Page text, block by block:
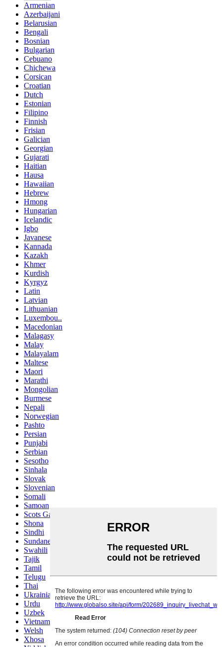
Armenian
Azerbaijani
Belarusian
Bengali
Bosnian
Bulgarian
Cebuano
Chichewa
Corsican
Croatian
Dutch
Estonian
Filipino
Finnish
Frisian
Galician
Georgian
Gujarati
Haitian
Hausa
Hawaiian
Hebrew
Hmong
Hungarian
Icelandic
Igbo
Javanese
Kannada
Kazakh
Khmer
Kurdish
Kyrgyz
Latin
Latvian
Lithuanian
Luxembou..
Macedonian
Malagasy
Malay
Malayalam
Maltese
Maori
Marathi
Mongolian
Burmese
Nepali
Norwegian
Pashto
Persian
Punjabi
Serbian
Sesotho
Sinhala
Slovak
Slovenian
Somali
Samoan
Scots Gaelic
Shona
Sindhi
Sundanese
Swahili
Tajik
Tamil
Telugu
Thai
Ukrainian
Urdu
Uzbek
Vietnamese
Welsh
Xhosa